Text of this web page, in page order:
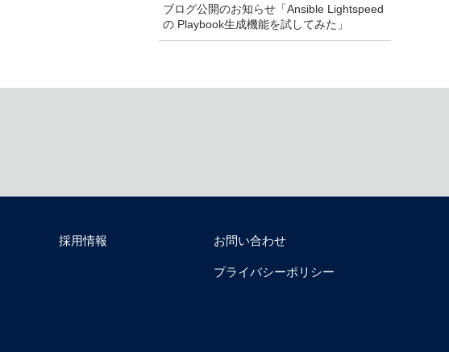
ブログ公開のお知らせ「Ansible Lightspeed
の Playbook生成機能を試してみた」
採用情報 お問い合わせ
プライバシーポリシー